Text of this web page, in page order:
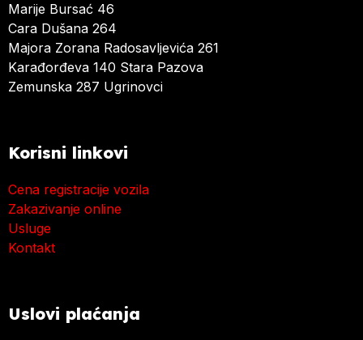
Marije Bursać 46
Cara Dušana 264
Majora Zorana Radosavljevića 261
Karađorđeva 140 Stara Pazova
Zemunska 287 Ugrinovci
Korisni linkovi
Cena registracije vozila
Zakazivanje online
Usluge
Kontakt
Uslovi plaćanja